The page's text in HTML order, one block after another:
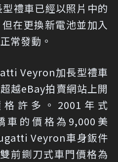
禮車已經以照片中的
在更換新電池並加入
常發動。
Veyron加長型禮車
越eBay拍賣網站上開
許多。2001年式
車的價格為9,000美
Veyron車身鈑件
前鍘刀式車門價格為